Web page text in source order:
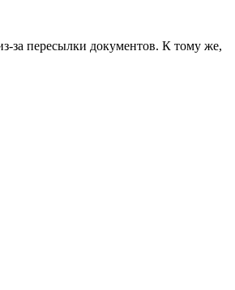
за пересылки документов. К тому же,